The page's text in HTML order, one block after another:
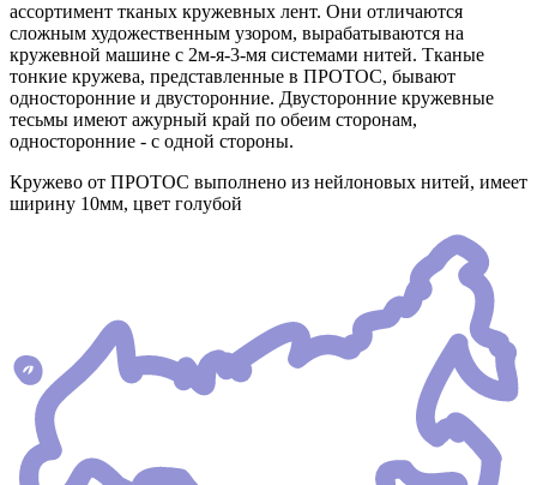
ассортимент тканых кружевных лент. Они отличаются
сложным художественным узором, вырабатываются на
кружевной машине с 2м-я-3-мя системами нитей. Тканые
тонкие кружева, представленные в ПРОТОС, бывают
односторонние и двусторонние. Двусторонние кружевные
тесьмы имеют ажурный край по обеим сторонам,
односторонние - с одной стороны.
Кружево от ПРОТОС выполнено из нейлоновых нитей, имеет
ширину 10мм, цвет голубой